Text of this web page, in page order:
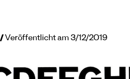
Veröffentlicht am 3/12/2019